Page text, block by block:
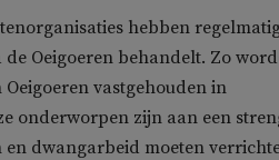
hebben
Oeigoeren behandelt. Zo
vastgehouden in
onderworpen zijn aan een
dwangarbeid moeten